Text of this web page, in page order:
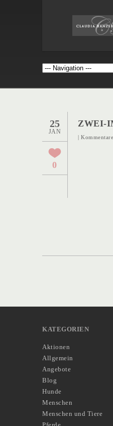
25
JAN
0
ZWEI-
|
KATEGORIEN
Aktionen
Allgemein
Angebote
Blog
Hunde
Menschen
Menschen und Tiere